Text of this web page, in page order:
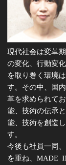
現代社会は変革
の変化、行動変
を取り巻く環境
す。その中、国
革を求められて
能、技術の伝承
能、技術を創造
す。
今後も社員一同
を重ね、MADE